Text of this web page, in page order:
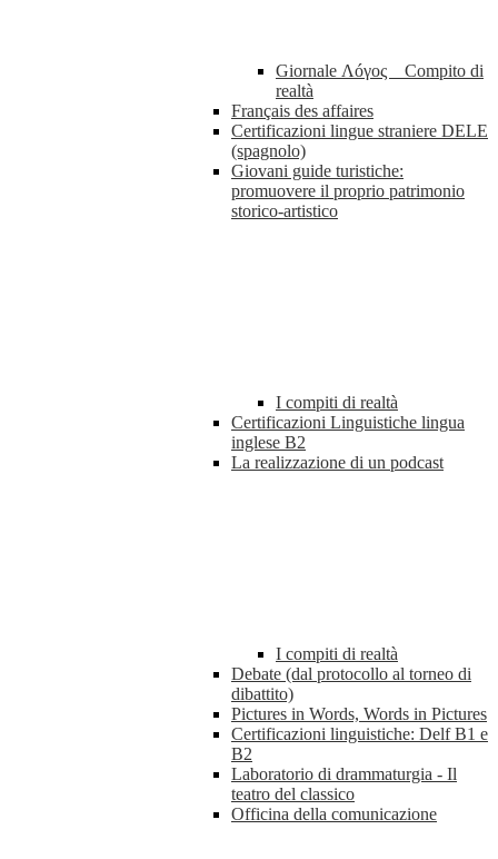
Giornale Λóγος _ Compito di
realtà
Français des affaires
Certificazioni lingue straniere DELE
(spagnolo)
Giovani guide turistiche:
promuovere il proprio patrimonio
storico-artistico
I compiti di realtà
Certificazioni Linguistiche lingua
inglese B2
La realizzazione di un podcast
I compiti di realtà
Debate (dal protocollo al torneo di
dibattito)
Pictures in Words, Words in Pictures
Certificazioni linguistiche: Delf B1 e
B2
Laboratorio di drammaturgia - Il
teatro del classico
Officina della comunicazione